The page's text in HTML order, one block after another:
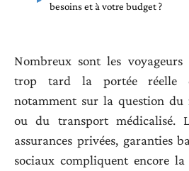
besoins et à votre budget ?
Nombreux sont les
trop tard la portée réelle
notamment sur la question du
ou du transport médicalisé.
assurances privées, garanties
sociaux compliquent encore